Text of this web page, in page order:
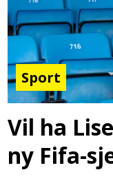
Sport
Vil ha
ny Fifa-